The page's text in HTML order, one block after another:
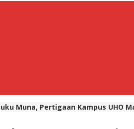
Muna, Pertigaan Kampus UHO